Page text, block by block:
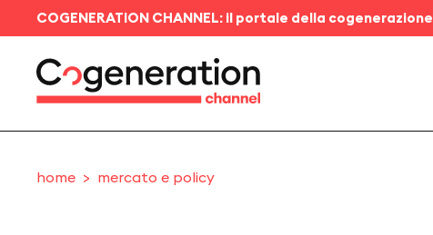
COGENERATION CHANNEL: il portale della cogenerazione
home mercato e policy